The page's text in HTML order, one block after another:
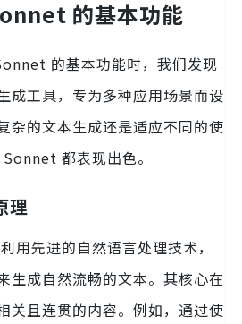
的基本功能
的基本功能时，我们发现
成工具，专为多种应用场景而设
杂的文本生成还是适应不同的使
都表现出色。
理
先进的自然语言处理技术，
生成自然流畅的文本。其核心在
关且连贯的内容。例如，通过使